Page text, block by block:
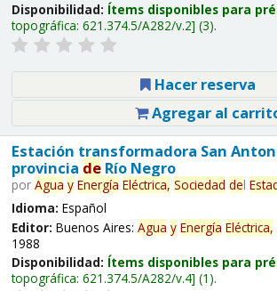
Disponibilidad: Ítems disponibles para
topográfica: 621.374.5/A282/v.2 (3).
Hacer reserva
Agregar al
Estación transformadora San
provincia deRío Negro
por Agua y Energía Eléctrica, Sociedad del
Idioma: Español
Editor: Buenos Aires: Agua y Energía Eléctrica,
1988
Disponibilidad: Ítems disponibles para
topográfica: 621.374.5/A282/v.4 (1).